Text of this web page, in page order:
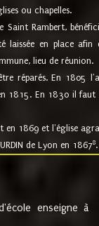
ou chapelles.
Rambert,
en place
lieu de réunion.
réparés. En 1805
1815. En 1830 il
en 1869 et l'église
de Lyon en 18678.
enseigne à